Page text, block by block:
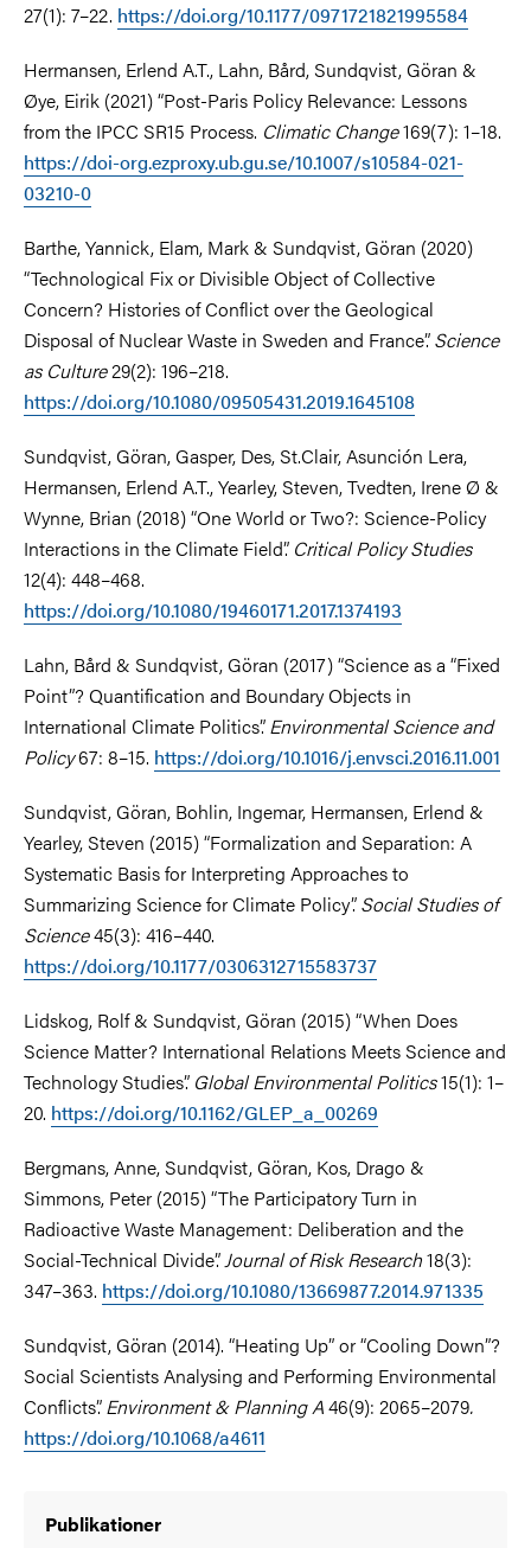
27(1): 7–22. https://doi.org/10.1177/0971721821995584
Hermansen, Erlend A.T., Lahn, Bård, Sundqvist, Göran &
Øye, Eirik (2021) “Post-Paris Policy Relevance: Lessons
from the IPCC SR15 Process. Climatic Change169(7): 1–18.
https://doi-org.ezproxy.ub.gu.se/10.1007/s10584-021-
03210-0
Barthe, Yannick, Elam, Mark & Sundqvist, Göran (2020)
“Technological Fix or Divisible Object of Collective
Concern? Histories of Conflict over the Geological
Disposal of Nuclear Waste in Sweden and France”.Science
as Culture29(2): 196–218.
https://doi.org/10.1080/09505431.2019.1645108
Sundqvist, Göran, Gasper, Des, St.Clair, Asunción Lera,
Hermansen, Erlend A.T., Yearley, Steven, Tvedten, Irene Ø &
Wynne, Brian (2018) “One World or Two?: Science-Policy
Interactions in the Climate Field”. Critical Policy Studies
12(4): 448–468.
https://doi.org/10.1080/19460171.2017.1374193
Lahn, Bård & Sundqvist, Göran (2017) “Science as a “Fixed
Point”? Quantification and Boundary Objects in
International Climate Politics”.Environmental Science and
Policy67: 8–15. https://doi.org/10.1016/j.envsci.2016.11.001
Sundqvist, Göran, Bohlin, Ingemar, Hermansen, Erlend &
Yearley, Steven (2015) “Formalization and Separation: A
Systematic Basis for Interpreting Approaches to
Summarizing Science for Climate Policy”.Social Studies of
Science45(3): 416–440.
https://doi.org/10.1177/0306312715583737
Lidskog, Rolf & Sundqvist, Göran (2015) “When Does
Science Matter? International Relations Meets Science and
Technology Studies”. Global Environmental Politics15(1): 1–
20. https://doi.org/10.1162/GLEP_a_00269
Bergmans, Anne, Sundqvist, Göran, Kos, Drago &
Simmons, Peter (2015) “The Participatory Turn in
Radioactive Waste Management: Deliberation and the
Social-Technical Divide”.Journal of Risk Research18(3):
347–363. https://doi.org/10.1080/13669877.2014.971335
Sundqvist, Göran (2014). “Heating Up” or “Cooling Down”?
Social Scientists Analysing and Performing Environmental
Conflicts”.Environment & Planning A46(9): 2065–2079.
https://doi.org/10.1068/a4611
Publikationer